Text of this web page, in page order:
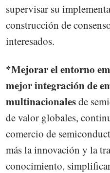
supervisar su
construcción de
interesados.
*Mejorar el entorno
mejor integración de
multinacionalesde
de valor globales,
comercio de
más la innovación y la
conocimiento,